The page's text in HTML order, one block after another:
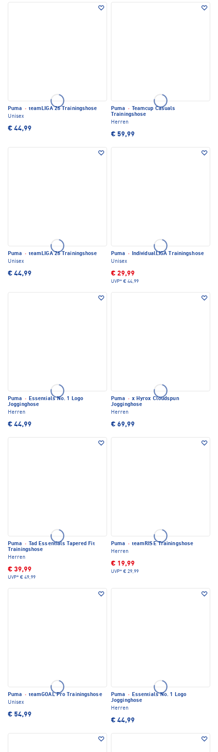
Puma · teamLIGA 26 Trainingshose
Unisex
€ 44,99
Puma ·
Teamcup Casuals
Trainingshose
Herren
€ 59,99
Puma · teamLIGA 26 Trainingshose
Unisex
€ 44,99
Puma · IndividualLIGA Trainingshose
Unisex
€ 29,99
UVP* € 44,99
Puma · Essentials No. 1 Logo
Jogginghose
Herren
€ 44,99
Puma · x Hyrox Cloudspun
Jogginghose
Herren
€ 69,99
Puma ·
Tad Essentials Tapered Fit
Trainingshose
Herren
€ 39,99
UVP* € 49,99
Puma · teamRISE Trainingshose
Herren
€ 19,99
UVP* € 29,99
Puma · teamGOAL Pro Trainingshose
Unisex
€ 54,99
Puma · Essentials No. 1 Logo
Jogginghose
Herren
€ 44,99